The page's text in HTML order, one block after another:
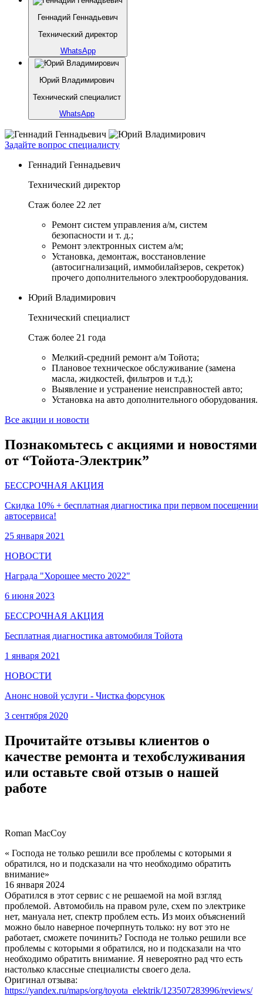
Геннадий Геннадьевич
Технический директор
WhatsApp
Юрий Владимирович
Технический специалист
WhatsApp
Задайте вопрос специалисту
Геннадий Геннадьевич
Технический директор
Стаж более 22 лет
Ремонт систем управления а/м, систем
безопасности и т. д.;
Ремонт электронных систем а/м;
Установка, демонтаж, восстановление
(автосигнализаций, иммобилайзеров, секреток)
прочего дополнительного электрооборудования.
Юрий Владимирович
Технический специалист
Стаж более 21 года
Мелкий-средний ремонт а/м Тойота;
Плановое техническое обслуживание (замена
масла, жидкостей, фильтров и т.д.);
Выявление и устранение неисправностей авто;
Установка на авто дополнительного оборудования.
Все акции и новости
Познакомьтесь с акциями и новостями
от “Тойота-Электрик”
БЕССРОЧНАЯ АКЦИЯ
Скидка 10% + бесплатная диагностика при первом посещении
автосервиса!
25 января 2021
НОВОСТИ
Награда "Хорошее место 2022"
6 июня 2023
БЕССРОЧНАЯ АКЦИЯ
Бесплатная диагностика автомобиля Тойота
1 января 2021
НОВОСТИ
Анонс новой услуги - Чистка форсунок
3 сентября 2020
Прочитайте отзывы клиентов о
качестве ремонта и техобслуживания
или оставьте свой отзыв о нашей
работе
Roman MacCoy
« Господа не только решили все проблемы с которыми я
обратился, но и подсказали на что необходимо обратить
внимание»
16 января 2024
Обратился в этот сервис с не решаемой на мой взгляд
проблемой. Автомобиль на правом руле, схем по электрике
нет, мануала нет, спектр проблем есть. Из моих объяснений
можно было наверное почерпнуть только: ну вот это не
работает, сможете починить? Господа не только решили все
проблемы с которыми я обратился, но и подсказали на что
необходимо обратить внимание. Я невероятно рад что есть
настолько классные специалисты своего дела.
Оригинал отзыва:
https://yandex.ru/maps/org/toyota_elektrik/123507283996/reviews/